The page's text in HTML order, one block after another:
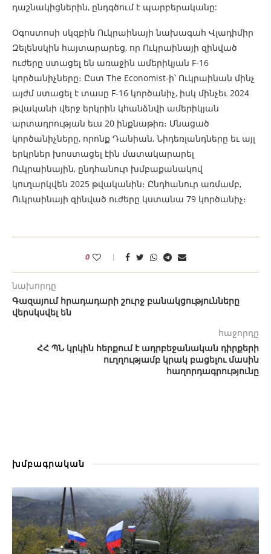
դաշնակիցներին, ընդգծում է պարբերականը:
Օգոստոսի սկզբին Ուկրաինայի նախագահ Վլադիմիր
Զելենսկին հայտարարեց, որ Ուկրաինայի զինված
ուժերը ստացել են առաջին ամերիկյան F-16
կործանիչները։ Ըստ The Economist-ի՝ Ուկրաինան մինչ
այժմ ստացել է տասը F-16 կործանիչ, իսկ մինչեւ 2024
թվականի վերջ երկրին կհանձնվի ամերիկյան
արտադրության եւս 20 ինքնաթիռ։ Մնացած
կործանիչները, որոնք Դանիան, Նիդեռլանդները եւ այլ
երկրներ խոստացել էին մատակարարել
Ուկրաինային, ընդհանուր խմբաքանակով
կուղարկվեն 2025 թվականին։ Ընդհանուր առմամբ,
Ուկրաինայի զինված ուժերը կստանա 79 կործանիչ։
0
նախորդը
Գազայում հրադադարի շուրջ բանակցությունները
վերսկսվել են
հաջորդը
ՀՀ ՊՆ կրկին հերքում է ադրբեջանական դիրքերի
ուղղությամբ կրակ բացելու մասին
հաղորդագրությունը
խմբագրական